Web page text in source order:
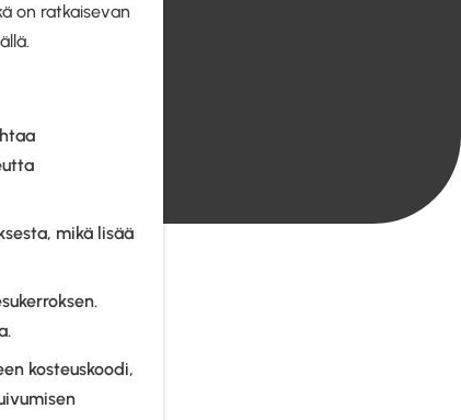
on ratkaisevan
mikä lisää
kosteuskoodi,